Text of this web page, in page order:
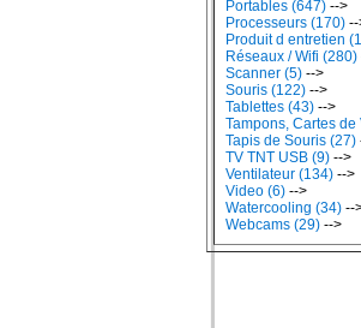
Portables (647) -->
Processeurs (170) --
Produit d entretien
Réseaux / Wifi (280)
Scanner (5) -->
Souris (122) -->
Tablettes (43) -->
Tampons, Cartes de
Tapis de Souris (27)
TV TNT USB (9) -->
Ventilateur (134) -->
Video (6) -->
Watercooling (34) --
Webcams (29) -->